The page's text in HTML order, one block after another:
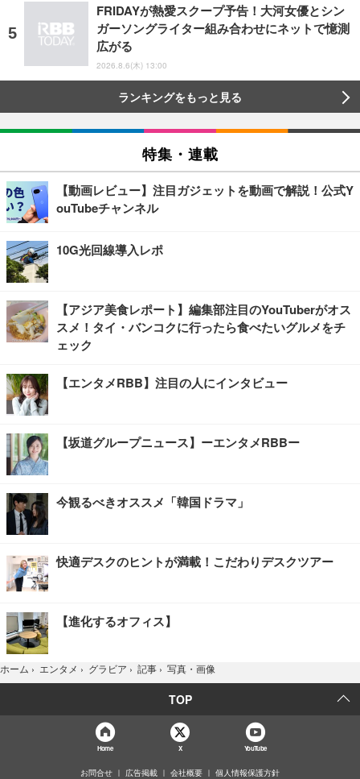
FRIDAYが熱愛スクープ予告！大河女優とシン
ガーソングライター組み合わせにネットで憶測
広がる
2026.8.6(木) 13:00
ランキングをもっと見る
特集・連載
【動画レビュー】注目ガジェットを動画で解説！公式Y
ouTubeチャンネル
10G光回線導入レポ
【アジア美食レポート】編集部注目のYouTuberがオス
スメ！タイ・バンコクに行ったら食べたいグルメをチ
ェック
【エンタメRBB】注目の人にインタビュー
【坂道グループニュース】ーエンタメRBBー
今観るべきオススメ「韓国ドラマ」
快適デスクのヒントが満載！こだわりデスクツアー
【進化するオフィス】
ホーム › エンタメ › グラビア › 記事 › 写真・画像
TOP
Home X YouTube
お問合せ 広告掲載 会社概要 個人情報保護方針